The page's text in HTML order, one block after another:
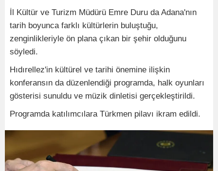
İl Kültür ve Turizm Müdürü Emre Duru da Adana'nın
tarih boyunca farklı kültürlerin buluştuğu,
zenginlikleriyle ön plana çıkan bir şehir olduğunu
söyledi.
Hıdırellez'in kültürel ve tarihi önemine ilişkin
konferansın da düzenlendiği programda, halk oyunları
gösterisi sunuldu ve müzik dinletisi gerçekleştirildi.
Programda katılımcılara Türkmen pilavı ikram edildi.